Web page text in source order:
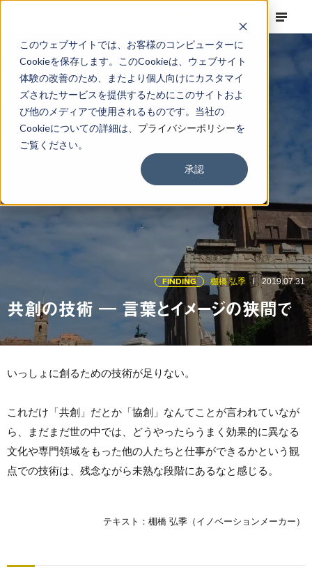
このウェブサイトでは、お客様のコンピューターに
Cookieを保存します。このCookieは、ウェブサイト
体験の改善のため、またより個人向けにカスタマイ
ズされたサービスを提供するためにこのサイトおよ
び他のメディアで使用されるものです。当社の
Cookieについての詳細は、 プライバシーポリシーを
ご覧ください。
承認
FINDING 棚橋 弘季 2019.07.31
共創の技術 ― 言葉とイメージの狭間で
いっしょに創るための技術が足りない。
これだけ「共創」だとか「協創」なんてことが言われていなが
ら、まだまだ世の中では、どうやったらうまく効果的に異なる
文化や専門領域をもった他の人たちと仕事ができるかという観
点での技術は、残念ながら未熟な段階にあるなと感じる。
テキスト：棚橋 弘季（イノベーションメーカー）